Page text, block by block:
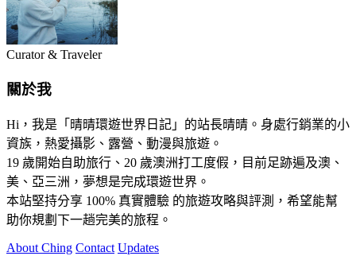
Curator & Traveler
關於我
Hi，我是「晴晴環遊世界日記」的站長晴晴。身處行銷業的小
資族，熱愛攝影、露營、動漫與旅遊。
19 歲開始自助旅行、20 歲澳洲打工度假，目前足跡遍及澳、
美、亞三洲，夢想是完成環遊世界。
本站堅持分享 100% 真實體驗 的旅遊攻略與評測，希望能幫
助你規劃下一趟完美的旅程。
About Ching Contact Updates